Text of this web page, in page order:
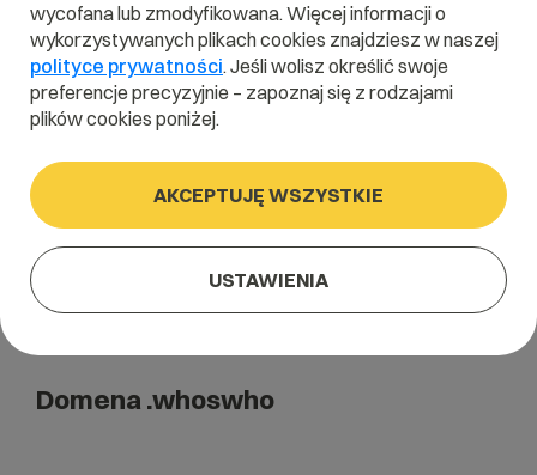
.whoswho
Szukaj
Domena .whoswho
wycofana lub zmodyfikowana. Więcej informacji o
wykorzystywanych plikach cookies znajdziesz w naszej
polityce prywatności. Jeśli wolisz określić swoje
preferencje precyzyjnie – zapoznaj się z rodzajami
plików cookies poniżej.
AKCEPTUJĘ WSZYSTKIE
USTAWIENIA